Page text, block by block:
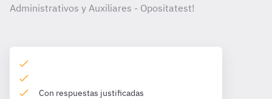
Administrativos y Auxiliares - Opositatest!
Con respuestas justificadas